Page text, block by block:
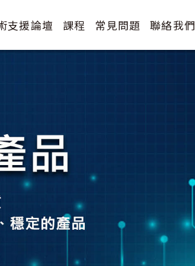
支援論壇 課程 常見問題 聯絡我們